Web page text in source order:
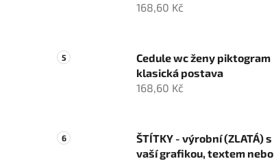
168,60 Kč
Cedule wc ženy piktogram
klasická postava
168,60 Kč
ŠTÍTKY - výrobní (ZLATÁ) s
vaší grafikou, textem nebo